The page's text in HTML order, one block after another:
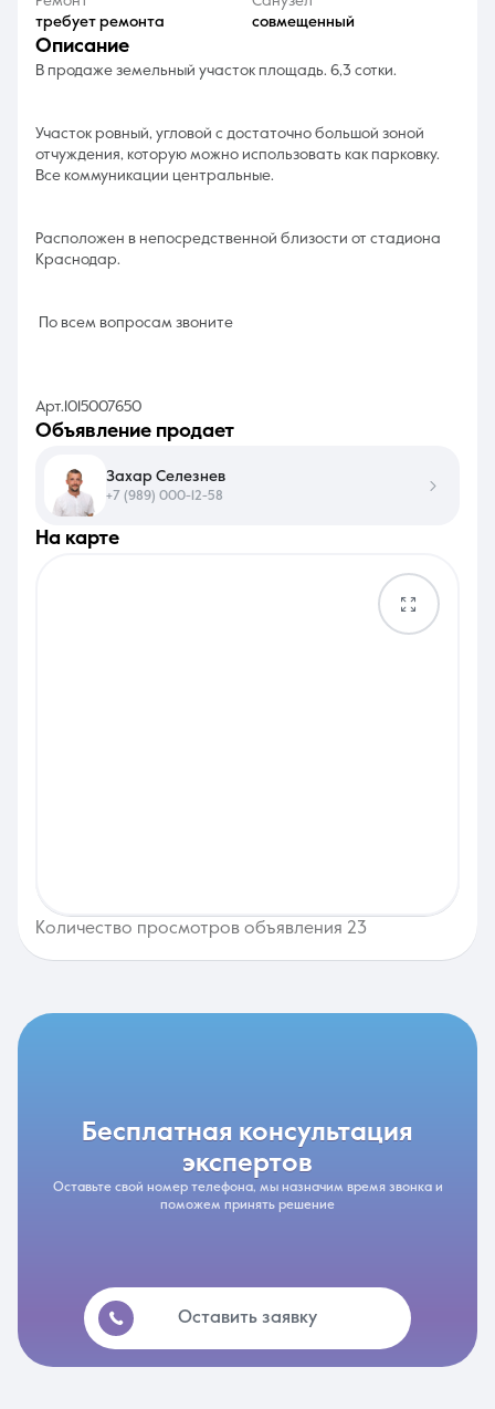
требует ремонта
совмещенный
описание
В продаже земельный участок площадь. 6,3 сотки.
Участок ровный, угловой с достаточно большой зоной
отчуждения, которую можно использовать как парковку.
Все коммуникации центральные.
Расположен в непосредственной близости от стадиона
Краснодар.
По всем вопросам звоните
Арт.1015007650
на карте
Количество просмотров объявления 23
объявление продает
Захар Селезнев
+7 (989) 000-12-58
бесплатная консультация
экспертов
Оставьте свой номер телефона, мы назначим время звонка и
поможем принять решение
Оставить заявку